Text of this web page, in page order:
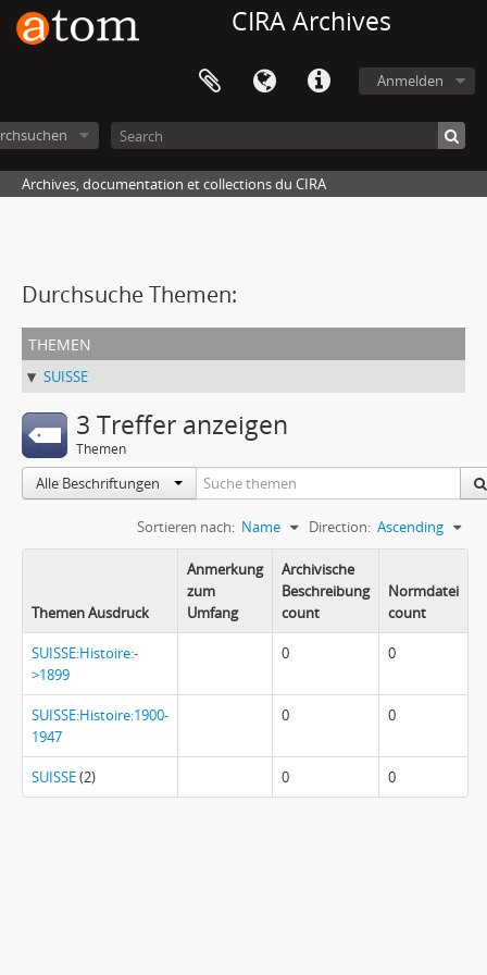
CIRA Archives
Anmelden
Archives, documentation et collections du CIRA
Durchsuche Themen:
themen
SUISSE
3 Treffer anzeigen
Themen
Alle Beschriftungen
Sortieren nach: Name Direction: Ascending
Themen Ausdruck
Anmerkung
zum
Umfang
Archivische
Beschreibung
count
Normdatei
count
SUISSE:Histoire:-
>1899
0 0
SUISSE:Histoire:1900-
1947
0 0
SUISSE(2) 0 0